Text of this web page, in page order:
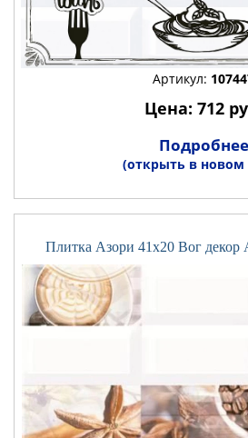
Артикул:
Цена: 712
Подробнее
(открыть в новом
Плитка Азори 41x20 Вог декор